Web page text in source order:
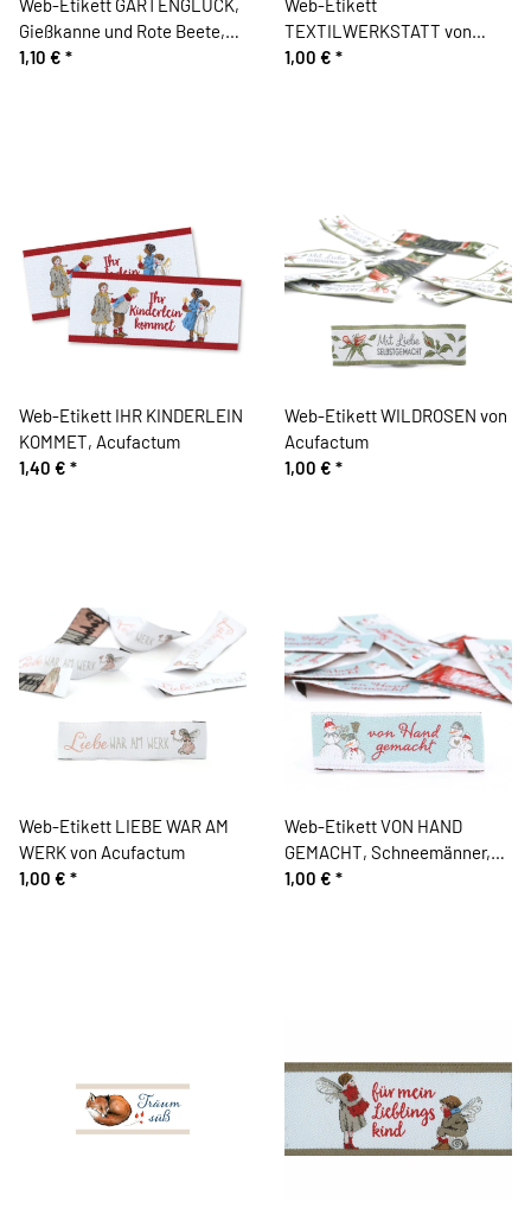
Web-Etikett GARTENGLÜCK,
Gießkanne und Rote Beete,
Acufactum
1,10 € *
Web-Etikett
TEXTILWERKSTATT von
Acufactum
1,00 € *
Web-Etikett IHR KINDERLEIN
KOMMET, Acufactum
1,40 € *
Web-Etikett WILDROSEN von
Acufactum
1,00 € *
Web-Etikett LIEBE WAR AM
WERK von Acufactum
1,00 € *
Web-Etikett VON HAND
GEMACHT, Schneemänner,
Acufactum
1,00 € *